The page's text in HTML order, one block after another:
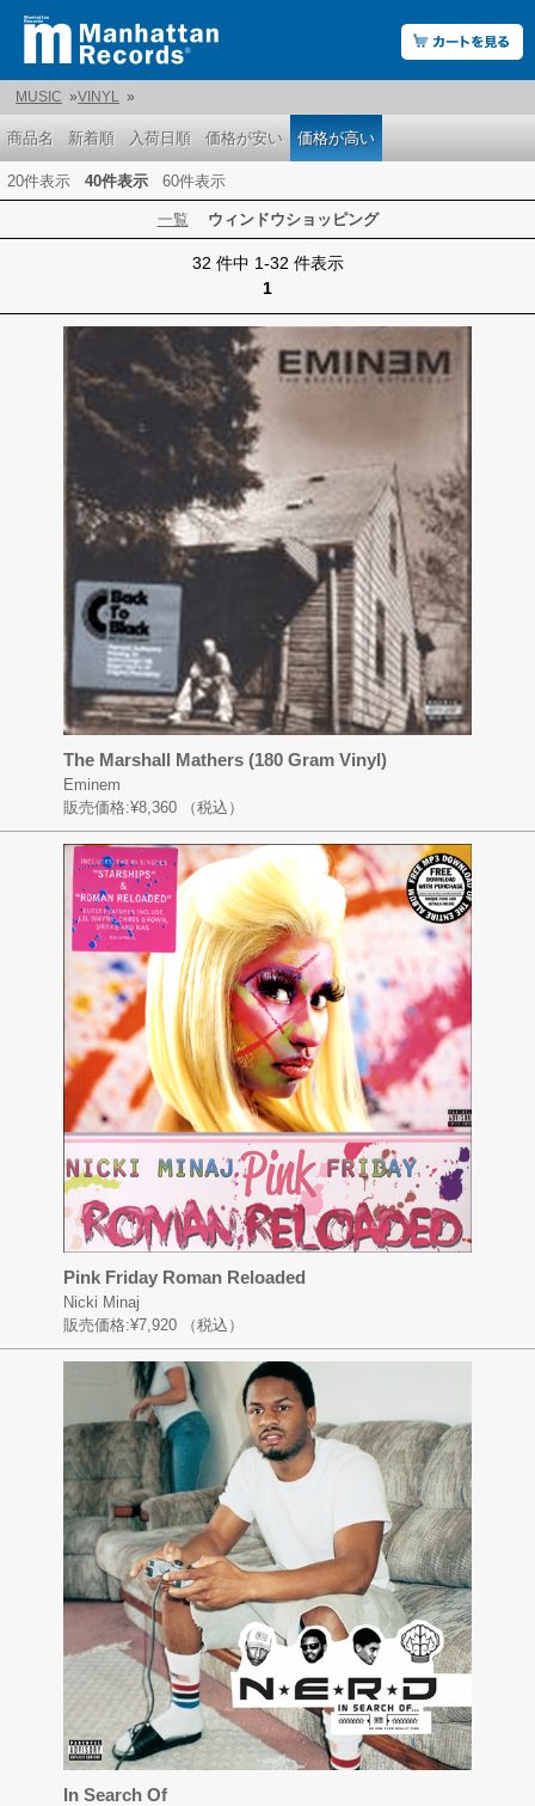
MUSIC »VINYL »
商品名 新着順 入荷日順 価格が安い 価格が高い
20件表示 40件表示 60件表示
一覧 ウィンドウショッピング
32 件中 1-32 件表示
1
The Marshall Mathers (180 Gram Vinyl)
Eminem
販売価格:¥8,360 （税込）
Pink Friday Roman Reloaded
Nicki Minaj
販売価格:¥7,920 （税込）
In Search Of